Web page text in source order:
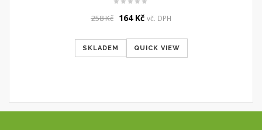
258Kč Original
was:
258 Kč.
164 KčCurrent
is:
164 Kč.
vč. DPH
SKLADEM QUICK VIEW